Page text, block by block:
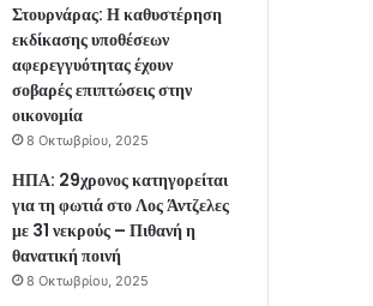
Στουρνάρας: Η καθυστέρηση
εκδίκασης υποθέσεων
αφερεγγυότητας έχουν
σοβαρές επιπτώσεις στην
οικονομία
8 Οκτωβρίου, 2025
ΗΠΑ: 29χρονος κατηγορείται
για τη φωτιά στο Λος Άντζελες
με 31 νεκρούς – Πιθανή η
θανατική ποινή
8 Οκτωβρίου, 2025